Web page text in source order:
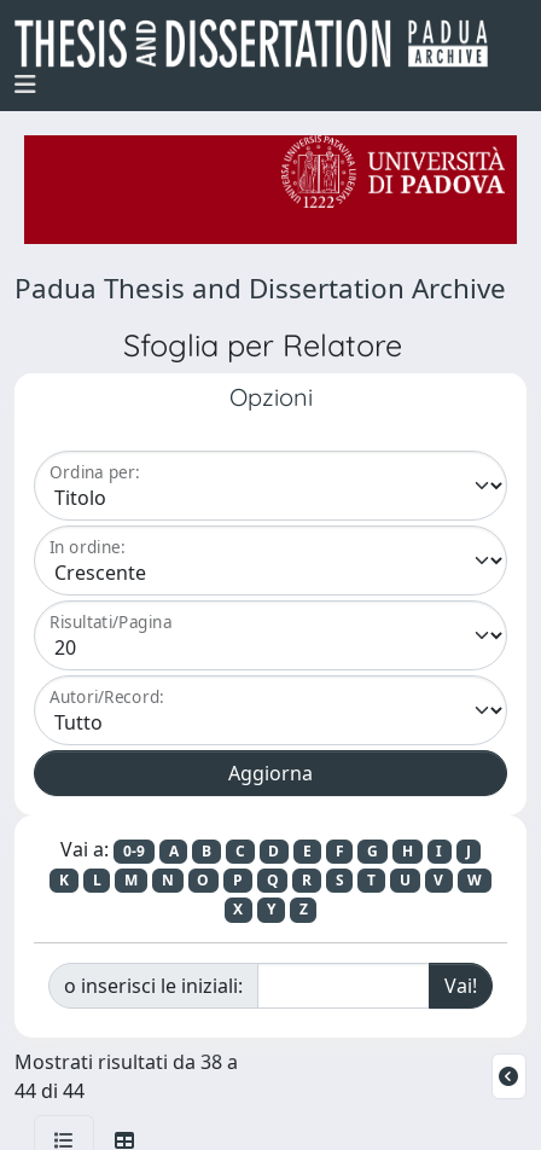
Padua Thesis and Dissertation Archive
Sfoglia per Relatore
Opzioni
Ordina per:
In ordine:
Risultati/Pagina
Autori/Record:
Vai a: 0-9 A B C D E F G H I
J
K
L M N O P Q R S T U V
W
X
Y Z
o inserisci le iniziali:
Mostrati risultati da 38 a
44 di 44